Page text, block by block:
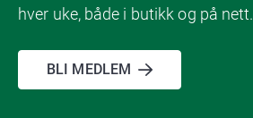
hver uke, både i butikk og på nett.
BLI MEDLEM